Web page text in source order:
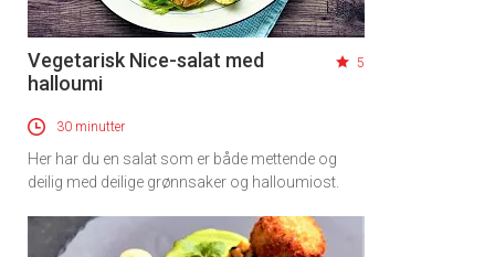
Vegetarisk Nice-salat med
halloumi
5
30 minutter
Her har du en salat som er både mettende og
deilig med deilige grønnsaker og halloumiost.